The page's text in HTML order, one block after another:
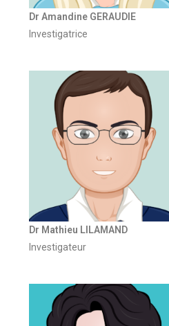
Dr Amandine GERAUDIE
Investigatrice
Dr Mathieu LILAMAND
Investigateur